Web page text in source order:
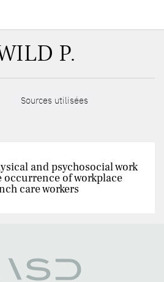
P.
Sources utilisées
and psychosocial work
occurrence of workplace
care workers